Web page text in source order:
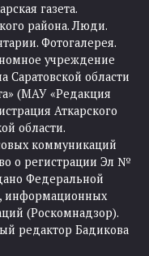
газета.
района. Люди.
Фотогалерея.
учреждение
Саратовской области
(МАУ «Редакция
Аткарского
области.
коммуникаций
о регистрации Эл №
Федеральной
информационных
(Роскомнадзор).
редактор Бадикова